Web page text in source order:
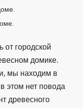
от городской
домике.
мы находим в
этом нет повода
древесного